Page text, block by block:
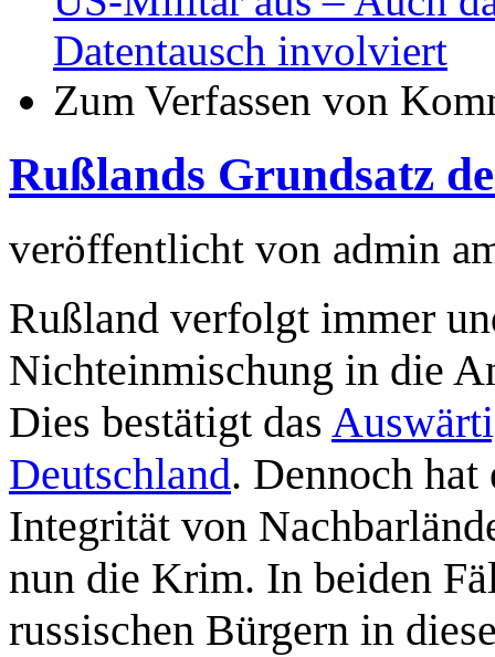
Datentausch involviert
Zum Verfassen von
Rußlands Grundsatz
veröffentlicht von admin
Rußland verfolgt immer
Nichteinmischung in die
Dies bestätigt das
Deutschland. Dennoch
Integrität von
nun die Krim. In beiden
russischen Bürgern in